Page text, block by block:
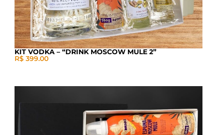
KIT VODKA – “DRINK MOSCOW MULE 2”
R$ 399.00